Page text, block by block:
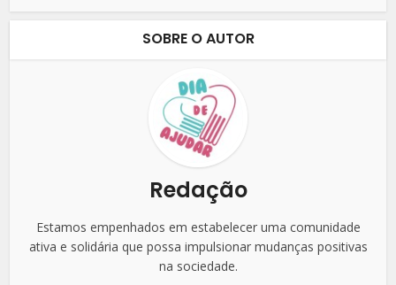
SOBRE O AUTOR
Redação
Estamos empenhados em estabelecer uma comunidade
ativa e solidária que possa impulsionar mudanças positivas
na sociedade.